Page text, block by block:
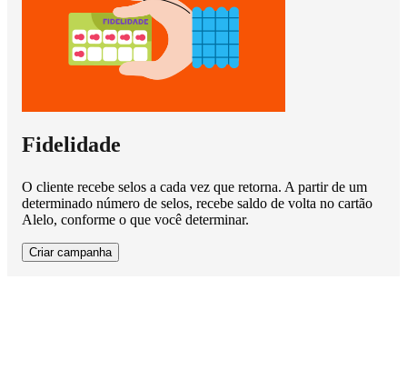
Fidelidade
O cliente recebe selos a cada vez que retorna. A partir de um
determinado número de selos, recebe saldo de volta no cartão
Alelo, conforme o que você determinar.
Criar campanha